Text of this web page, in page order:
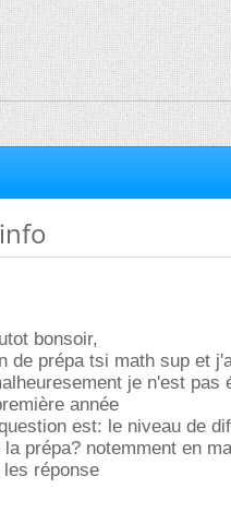
bonsoir,
de prépa tsi math sup et
je n'est pas
année
est: le niveau de
prépa? notemment en
réponse